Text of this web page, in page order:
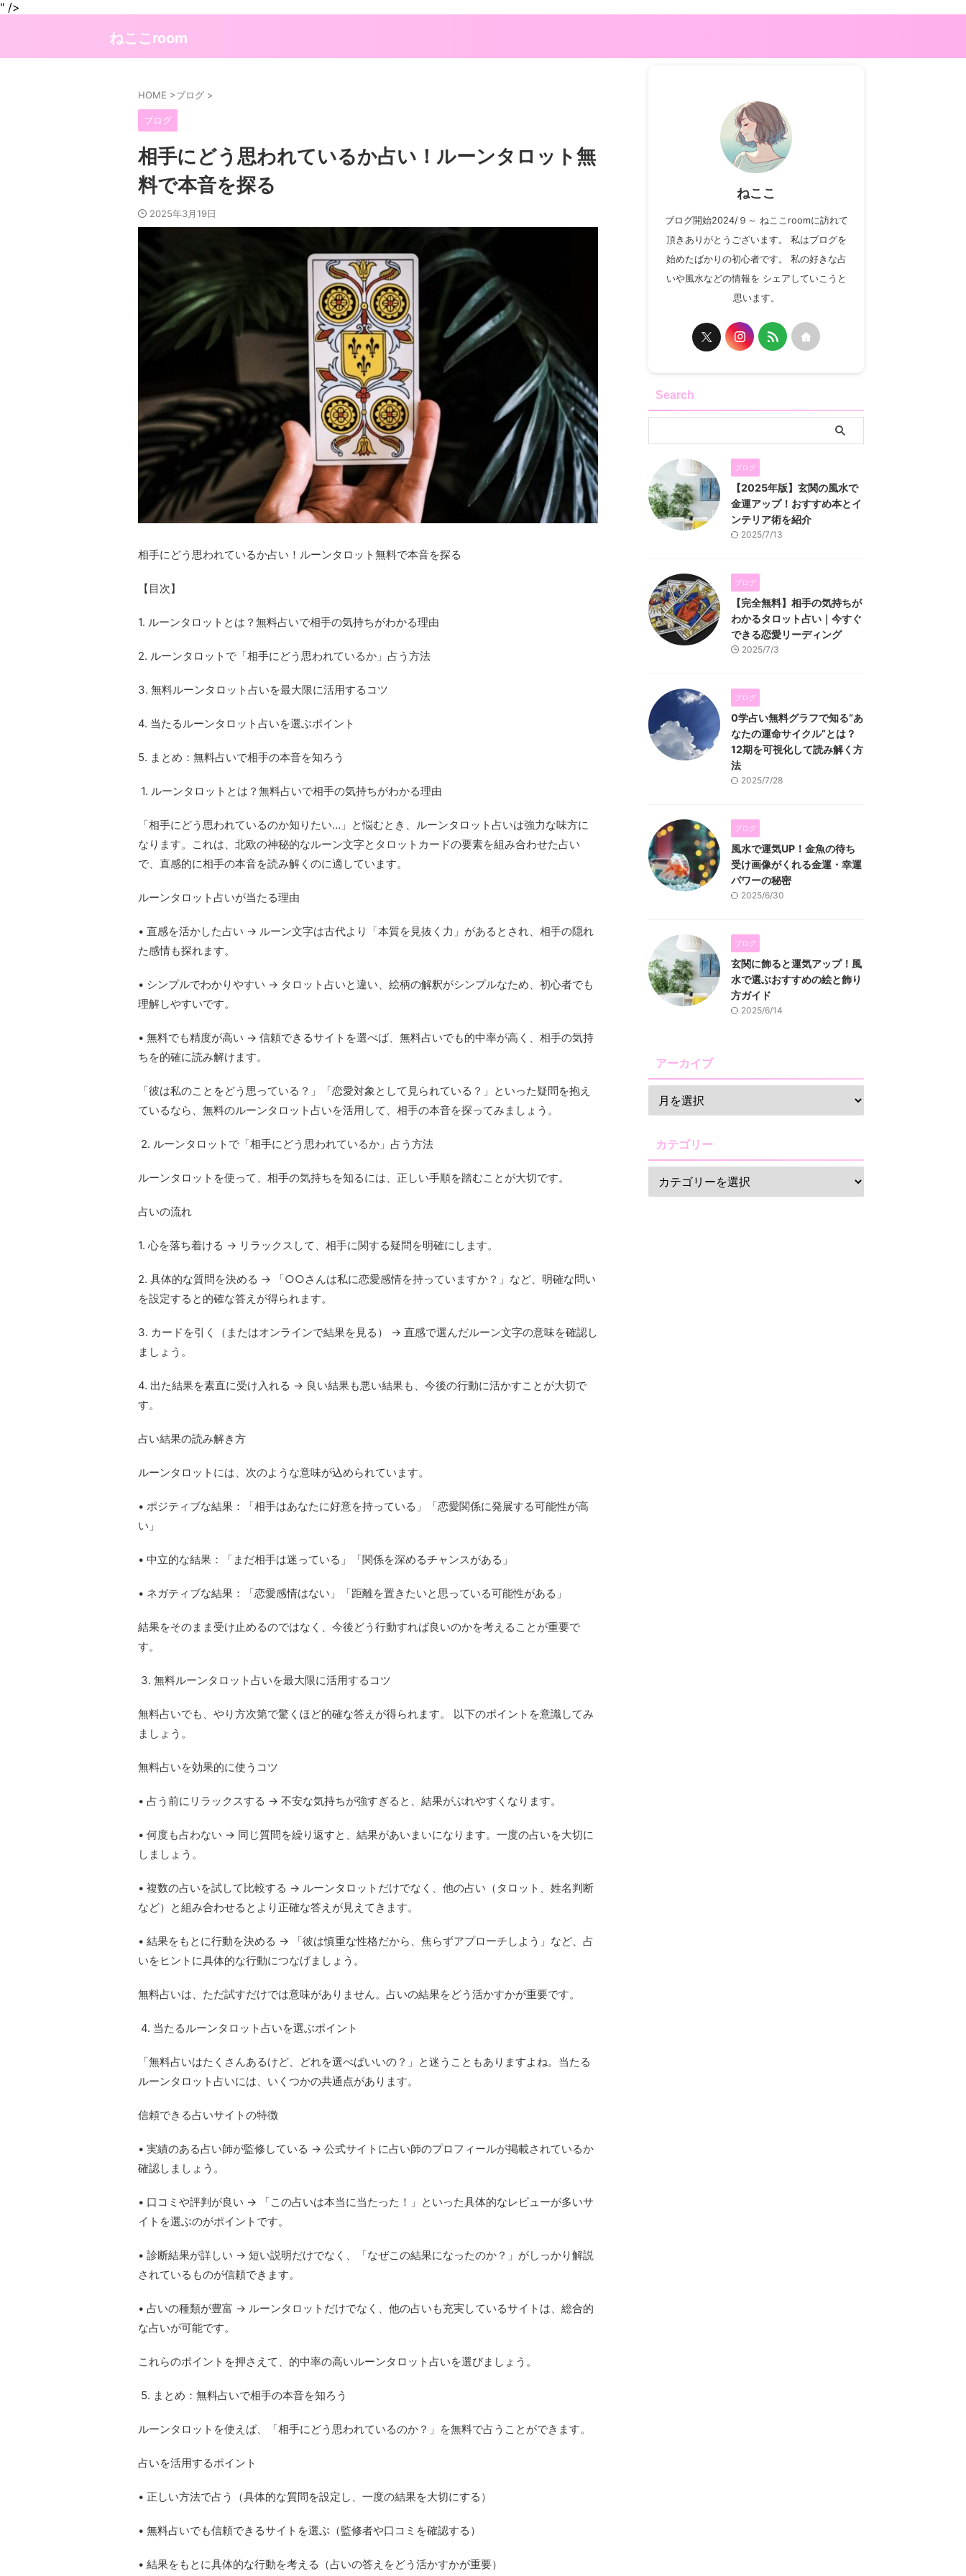
" />
ねここroom
HOME >ブログ >
ブログ
相手にどう思われているか占い！ルーンタロット無
料で本音を探る
2025年3月19日
相手にどう思われているか占い！ルーンタロット無料で本音を探る
【目次】
1. ルーンタロットとは？無料占いで相手の気持ちがわかる理由
2. ルーンタロットで「相手にどう思われているか」占う方法
3. 無料ルーンタロット占いを最大限に活用するコツ
4. 当たるルーンタロット占いを選ぶポイント
5. まとめ：無料占いで相手の本音を知ろう
1. ルーンタロットとは？無料占いで相手の気持ちがわかる理由
「相手にどう思われているのか知りたい…」と悩むとき、ルーンタロット占いは強力な味方に
なります。これは、北欧の神秘的なルーン文字とタロットカードの要素を組み合わせた占い
で、直感的に相手の本音を読み解くのに適しています。
ルーンタロット占いが当たる理由
• 直感を活かした占い → ルーン文字は古代より「本質を見抜く力」があるとされ、相手の隠れ
た感情も探れます。
• シンプルでわかりやすい → タロット占いと違い、絵柄の解釈がシンプルなため、初心者でも
理解しやすいです。
• 無料でも精度が高い → 信頼できるサイトを選べば、無料占いでも的中率が高く、相手の気持
ちを的確に読み解けます。
「彼は私のことをどう思っている？」「恋愛対象として見られている？」といった疑問を抱え
ているなら、無料のルーンタロット占いを活用して、相手の本音を探ってみましょう。
2. ルーンタロットで「相手にどう思われているか」占う方法
ルーンタロットを使って、相手の気持ちを知るには、正しい手順を踏むことが大切です。
占いの流れ
1. 心を落ち着ける → リラックスして、相手に関する疑問を明確にします。
2. 具体的な質問を決める → 「○○さんは私に恋愛感情を持っていますか？」など、明確な問い
を設定すると的確な答えが得られます。
3. カードを引く（またはオンラインで結果を見る） → 直感で選んだルーン文字の意味を確認し
ましょう。
4. 出た結果を素直に受け入れる → 良い結果も悪い結果も、今後の行動に活かすことが大切で
す。
占い結果の読み解き方
ルーンタロットには、次のような意味が込められています。
• ポジティブな結果：「相手はあなたに好意を持っている」「恋愛関係に発展する可能性が高
い」
• 中立的な結果：「まだ相手は迷っている」「関係を深めるチャンスがある」
• ネガティブな結果：「恋愛感情はない」「距離を置きたいと思っている可能性がある」
結果をそのまま受け止めるのではなく、今後どう行動すれば良いのかを考えることが重要で
す。
3. 無料ルーンタロット占いを最大限に活用するコツ
無料占いでも、やり方次第で驚くほど的確な答えが得られます。 以下のポイントを意識してみ
ましょう。
無料占いを効果的に使うコツ
• 占う前にリラックスする → 不安な気持ちが強すぎると、結果がぶれやすくなります。
• 何度も占わない → 同じ質問を繰り返すと、結果があいまいになります。一度の占いを大切に
しましょう。
• 複数の占いを試して比較する → ルーンタロットだけでなく、他の占い（タロット、姓名判断
など）と組み合わせるとより正確な答えが見えてきます。
• 結果をもとに行動を決める → 「彼は慎重な性格だから、焦らずアプローチしよう」など、占
いをヒントに具体的な行動につなげましょう。
無料占いは、ただ試すだけでは意味がありません。占いの結果をどう活かすかが重要です。
4. 当たるルーンタロット占いを選ぶポイント
「無料占いはたくさんあるけど、どれを選べばいいの？」と迷うこともありますよね。当たる
ルーンタロット占いには、いくつかの共通点があります。
信頼できる占いサイトの特徴
• 実績のある占い師が監修している → 公式サイトに占い師のプロフィールが掲載されているか
確認しましょう。
• 口コミや評判が良い → 「この占いは本当に当たった！」といった具体的なレビューが多いサ
イトを選ぶのがポイントです。
• 診断結果が詳しい → 短い説明だけでなく、「なぜこの結果になったのか？」がしっかり解説
されているものが信頼できます。
• 占いの種類が豊富 → ルーンタロットだけでなく、他の占いも充実しているサイトは、総合的
な占いが可能です。
これらのポイントを押さえて、的中率の高いルーンタロット占いを選びましょう。
5. まとめ：無料占いで相手の本音を知ろう
ルーンタロットを使えば、「相手にどう思われているのか？」を無料で占うことができます。
占いを活用するポイント
• 正しい方法で占う（具体的な質問を設定し、一度の結果を大切にする）
• 無料占いでも信頼できるサイトを選ぶ（監修者や口コミを確認する）
• 結果をもとに具体的な行動を考える（占いの答えをどう活かすかが重要）
ねここ
ブログ開始2024/９～ ねここroomに訪れて
頂きありがとうございます。 私はブログを
始めたばかりの初心者です。 私の好きな占
いや風水などの情報を シェアしていこうと
思います。
Search
ブログ
【2025年版】玄関の風水で
金運アップ！おすすめ本とイ
ンテリア術を紹介
2025/7/13
ブログ
【完全無料】相手の気持ちが
わかるタロット占い｜今すぐ
できる恋愛リーディング
2025/7/3
ブログ
0学占い無料グラフで知る“あ
なたの運命サイクル”とは？
12期を可視化して読み解く方
法
2025/7/28
ブログ
風水で運気UP！金魚の待ち
受け画像がくれる金運・幸運
パワーの秘密
2025/6/30
ブログ
玄関に飾ると運気アップ！風
水で選ぶおすすめの絵と飾り
方ガイド
2025/6/14
アーカイブ
カテゴリー